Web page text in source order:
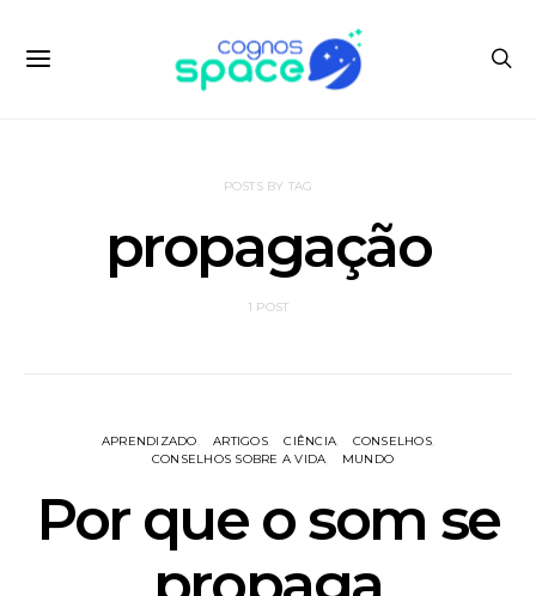
POSTS BY TAG
propagação
1 POST
APRENDIZADO ARTIGOS CIÊNCIA
CONSELHOS
CONSELHOS SOBRE A VIDA
MUNDO
Por que o som se